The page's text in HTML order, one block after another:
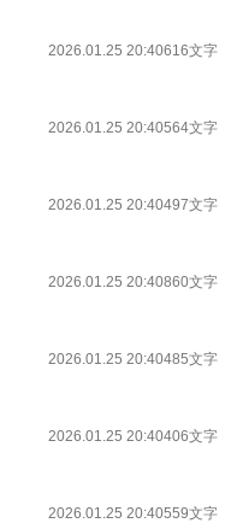
2026.01.25 20:40616文字
2026.01.25 20:40564文字
2026.01.25 20:40497文字
2026.01.25 20:40860文字
2026.01.25 20:40485文字
2026.01.25 20:40406文字
2026.01.25 20:40559文字